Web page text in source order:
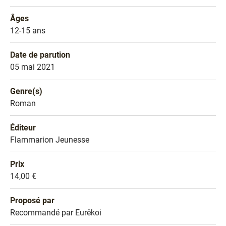
Âges
Âges
12-15 ans
Date de parution
Date de parution
05 mai 2021
Genre(s)
Genre littéraire
Roman
Éditeur
Éditeur
Flammarion Jeunesse
Prix
Prix
14,00 €
Proposé par
Sélection
Recommandé par Eurêkoi